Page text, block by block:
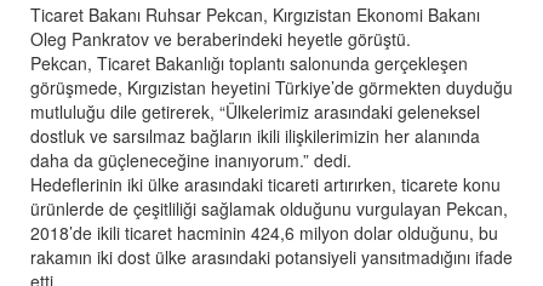
Ticaret Bakanı Ruhsar Pekcan, Kırgızistan Ekonomi Bakanı
Oleg Pankratov ve beraberindeki heyetle görüştü.
Pekcan, Ticaret Bakanlığı toplantı salonunda gerçekleşen
görüşmede, Kırgızistan heyetini Türkiye’de görmekten duyduğu
mutluluğu dile getirerek, “Ülkelerimiz arasındaki geleneksel
dostluk ve sarsılmaz bağların ikili ilişkilerimizin her alanında
daha da güçleneceğine inanıyorum.” dedi.
Hedeflerinin iki ülke arasındaki ticareti artırırken, ticarete konu
ürünlerde de çeşitliliği sağlamak olduğunu vurgulayan Pekcan,
2018’de ikili ticaret hacminin 424,6 milyon dolar olduğunu, bu
rakamın iki dost ülke arasındaki potansiyeli yansıtmadığını ifade
etti.